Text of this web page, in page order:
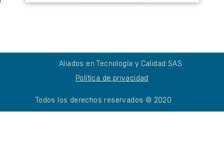
Aliados en Tecnología y Calidad SAS
Política de privacidad
Todos los derechos reservados © 2020